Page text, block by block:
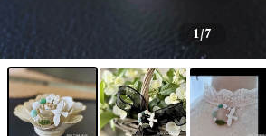
1/7